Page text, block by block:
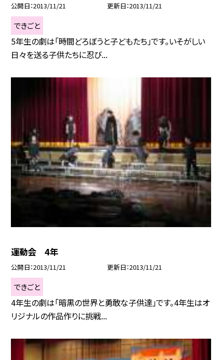
公開日 2013/11/21 更新日 2013/11/21
できごと
5年生の劇は「時間どろぼうと子どもたち」です。いそがしい
日々を送る子供たちに忍び...
運動会 4年
公開日 2013/11/21 更新日 2013/11/21
できごと
4年生の劇は「暗黒の世界と勇敢な子供達」です。4年生はオ
リジナルの作品作りに挑戦...